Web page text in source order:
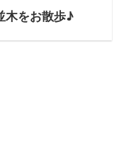
木をお散歩♪